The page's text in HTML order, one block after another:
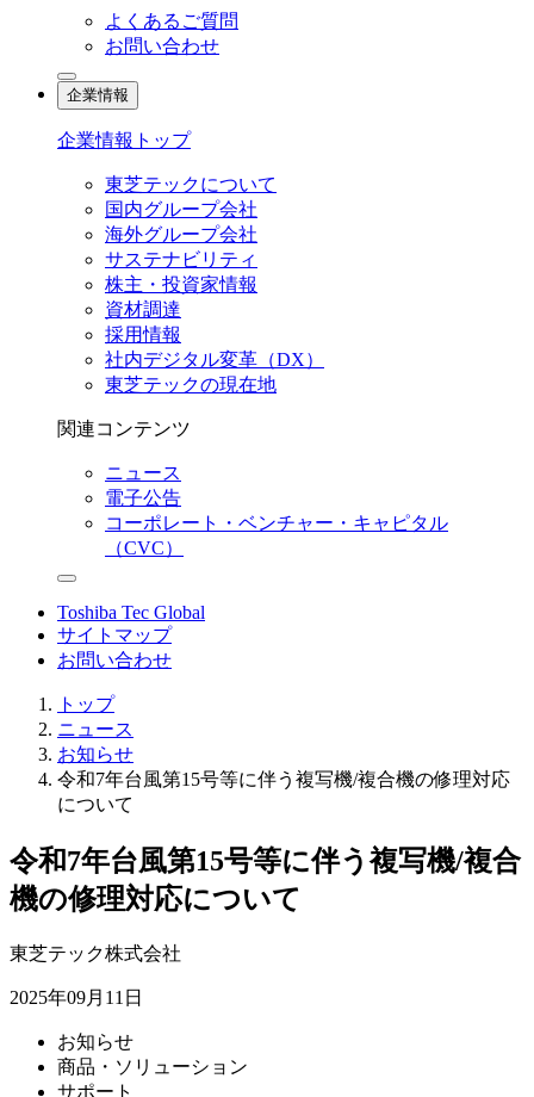
よくあるご質問
お問い合わせ
企業情報
企業情報トップ
東芝テックについて
国内グループ会社
海外グループ会社
サステナビリティ
株主・投資家情報
資材調達
採用情報
社内デジタル変革（DX）
東芝テックの現在地
関連コンテンツ
ニュース
電子公告
コーポレート・ベンチャー・キャピタル
（CVC）
Toshiba Tec Global
サイトマップ
お問い合わせ
トップ
ニュース
お知らせ
令和7年台風第15号等に伴う複写機/複合機の修理対応
について
令和7年台風第15号等に伴う複写機/複合
機の修理対応について
東芝テック株式会社
2025年09月11日
お知らせ
商品・ソリューション
サポート